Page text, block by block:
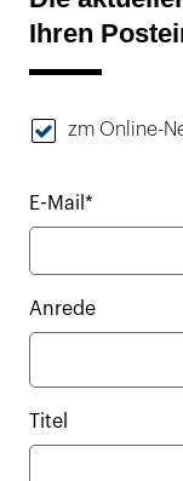
Ihren
zm Online-
E-Mail*
Anrede
Titel